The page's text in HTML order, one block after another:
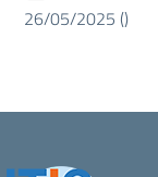
26/05/2025 ()